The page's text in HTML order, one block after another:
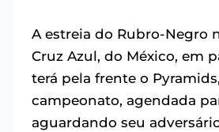
A estreia do Rubro-Negro
Cruz Azul, do México, em
terá pela frente o
campeonato, agendada
aguardando seu